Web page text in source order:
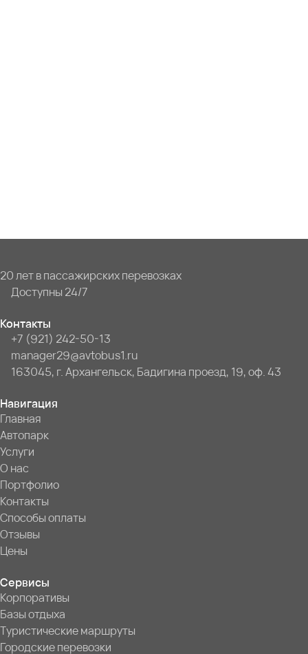
20 лет в пассажирских перевозках
Доступны 24/7
Контакты
+7 (921) 242-50-13
manager29@avtobus1.ru
163045, г. Архангельск, Бадигина проезд, 19, оф. 43
Навигация
Главная
Автопарк
Услуги
О нас
Портфолио
Контакты
Способы оплаты
Отзывы
Цены
Сервисы
Корпоративы
Базы отдыха
Туристические маршруты
Городские перевозки